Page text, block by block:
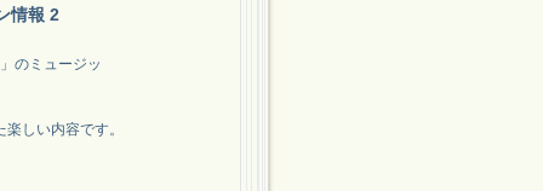
情報 2
のミュージッ
しい内容です。